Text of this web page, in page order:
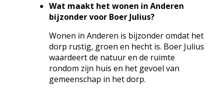
Wat maakt het wonen in Anderen
bijzonder voor Boer Julius?
Wonen in Anderen is bijzonder omdat het
dorp rustig, groen en hecht is. Boer Julius
waardeert de natuur en de ruimte
rondom zijn huis en het gevoel van
gemeenschap in het dorp.